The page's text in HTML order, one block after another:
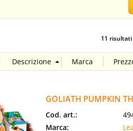
11
GOLIATH PUMPKIN
Cod. art.:
Marca: